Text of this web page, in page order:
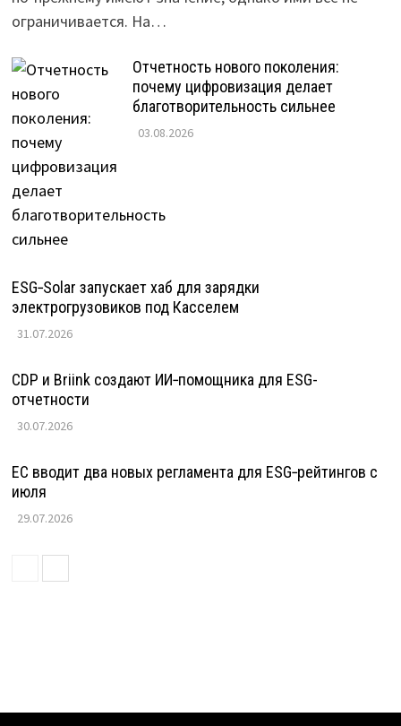
ограничивается. На…
Отчетность нового поколения:
почему цифровизация делает
благотворительность сильнее
03.08.2026
ESG‑Solar запускает хаб для зарядки
электрогрузовиков под Касселем
31.07.2026
CDP и Briink создают ИИ‑помощника для ESG-
отчетности
30.07.2026
ЕС вводит два новых регламента для ESG‑рейтингов с
июля
29.07.2026